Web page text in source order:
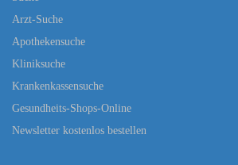
Arzt-Suche
Apothekensuche
Kliniksuche
Krankenkassensuche
Gesundheits-Shops-Online
Newsletter kostenlos bestellen